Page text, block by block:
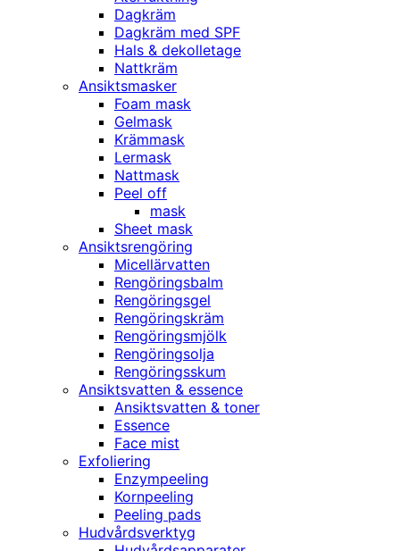
Dagkräm
Dagkräm med SPF
Hals & dekolletage
Nattkräm
Ansiktsmasker
Foam mask
Gelmask
Krämmask
Lermask
Nattmask
Peel off
mask
Sheet mask
Ansiktsrengöring
Micellärvatten
Rengöringsbalm
Rengöringsgel
Rengöringskräm
Rengöringsmjölk
Rengöringsolja
Rengöringsskum
Ansiktsvatten & essence
Ansiktsvatten & toner
Essence
Face mist
Exfoliering
Enzympeeling
Kornpeeling
Peeling pads
Hudvårdsverktyg